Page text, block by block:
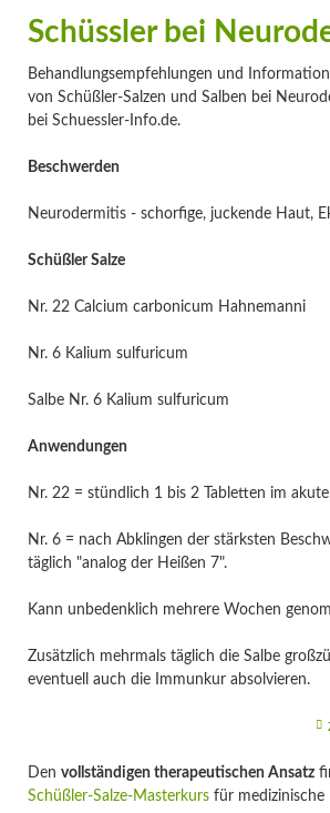
Schüssler bei
Behandlungsempfehlungen und
von Schüßler-Salzen und Salben bei
bei Schuessler-Info.de.
Beschwerden
Neurodermitis - schorfige, juckende Haut,
Schüßler Salze
Nr. 22 Calcium carbonicum Hahnemanni
Nr. 6 Kalium sulfuricum
Salbe Nr. 6 Kalium sulfuricum
Anwendungen
Nr. 22 = stündlich 1 bis 2 Tabletten im
Nr. 6 = nach Abklingen der stärksten
täglich "analog der Heißen 7".
Kann unbedenklich mehrere Wochen
Zusätzlich mehrmals täglich die Salbe
eventuell auch die Immunkur absolvieren.
Den vollständigen therapeutischen Ansatz
Schüßler-Salze-Masterkursfür medizinische